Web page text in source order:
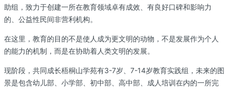
助组，致力于创建一所在教育领域卓有成效、有良好口碑和影响力
的、公益性民间非营利机构。
在这里，教育的目的不是使人成为更文明的动物，不是发展作为个人
的能力的机制，而是在协助着人类文明的发展。
现阶段，共同成长梧桐山学苑有3-7岁、7-14岁教育实践组，未来的图
景是包含幼儿部、小学部、初中部、高中部、成人培训在内的一所完